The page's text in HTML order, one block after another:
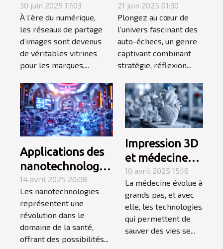
efficace sur les
réseaux de
partage
d'images
30 juin 2025 17:03
À l’ère du numérique,
les réseaux de partage
d’images sont devenus
de véritables vitrines
pour les marques,...
gagnantes en
auto-échecs
21 juin 2025 01:30
Plongez au cœur de
l’univers fascinant des
auto-échecs, un genre
captivant combinant
stratégie, réflexion...
Applications des
nanotechnologies
en santé
avancées
prometteuses et
controverses
éthiques
14 avril 2025 20:08
Les nanotechnologies
représentent une
révolution dans le
domaine de la santé,
offrant des possibilités...
Impression 3D
et médecine
personnalisée
comment
l'impression
d'organes
change les
10 avril 2025 15:16
La médecine évolue à
grands pas, et avec
elle, les technologies
qui permettent de
sauver des vies se...